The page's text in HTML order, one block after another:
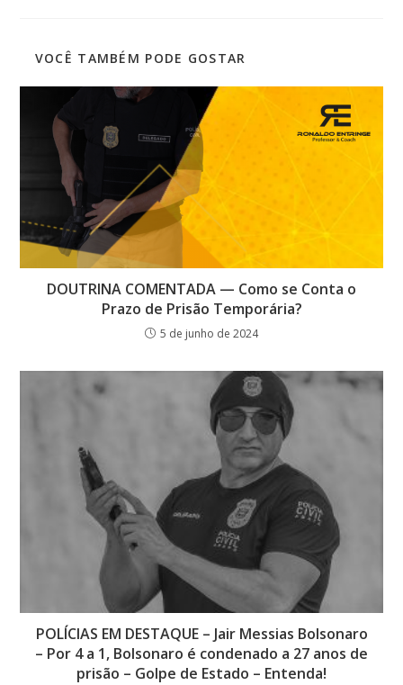
VOCÊ TAMBÉM PODE GOSTAR
DOUTRINA COMENTADA — Como se Conta o
Prazo de Prisão Temporária?
5 de junho de 2024
POLÍCIAS EM DESTAQUE – Jair Messias Bolsonaro
– Por 4 a 1, Bolsonaro é condenado a 27 anos de
prisão – Golpe de Estado – Entenda!